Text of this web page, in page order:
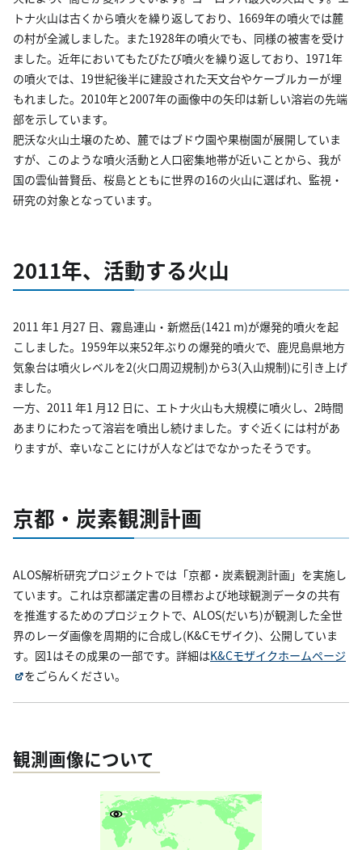
トナ火山は古くから噴火を繰り返しており、1669年の噴火では麓
の村が全滅しました。また1928年の噴火でも、同様の被害を受け
ました。近年においてもたびたび噴火を繰り返しており、1971年
の噴火では、19世紀後半に建設された天文台やケーブルカーが埋
もれました。2010年と2007年の画像中の矢印は新しい溶岩の先端
部を示しています。
肥沃な火山土壌のため、麓ではブドウ園や果樹園が展開していま
すが、このような噴火活動と人口密集地帯が近いことから、我が
国の雲仙普賢岳、桜島とともに世界の16の火山に選ばれ、監視・
研究の対象となっています。
2011年、活動する火山
2011 年1 月27 日、霧島連山・新燃岳(1421 m)が爆発的噴火を起
こしました。1959年以来52年ぶりの爆発的噴火で、鹿児島県地方
気象台は噴火レベルを2(火口周辺規制)から3(入山規制)に引き上げ
ました。
一方、2011 年1 月12 日に、エトナ火山も大規模に噴火し、2時間
あまりにわたって溶岩を噴出し続けました。すぐ近くには村があ
りますが、幸いなことにけが人などはでなかったそうです。
京都・炭素観測計画
ALOS解析研究プロジェクトでは「京都・炭素観測計画」を実施し
ています。これは京都議定書の目標および地球観測データの共有
を推進するためのプロジェクトで、ALOS(だいち)が観測した全世
界のレーダ画像を周期的に合成し(K&Cモザイク)、公開していま
す。図1はその成果の一部です。詳細はK&Cモザイクホームページ
をごらんください。
観測画像について